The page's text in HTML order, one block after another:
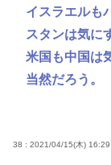
イスラエルも
スタンは気に
米国も中国は
当然だろう。
38 : 2021/04/15(木)